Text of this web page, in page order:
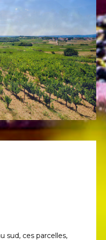
sud, ces parcelles,